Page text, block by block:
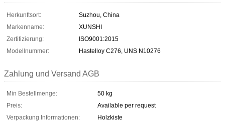
Herkunftsort:
Suzhou, China
Markenname:
XUNSHI
Zertifizierung:
ISO9001:2015
Modellnummer:
Hastelloy C276, UNS N10276
Zahlung und Versand AGB
Min Bestellmenge:
50 kg
Preis:
Available per request
Verpackung Informationen:
Holzkiste